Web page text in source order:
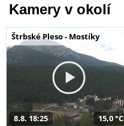
Kamery v okolí
Štrbské Pleso - Mostíky
8.8. 18:25 15,0 °C